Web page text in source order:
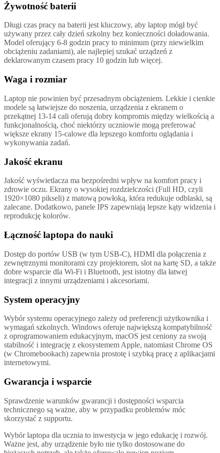
Żywotność baterii
Długi czas pracy na baterii jest kluczowy, aby laptop mógł być
używany przez cały dzień szkolny bez konieczności doładowania.
Model oferujący 6-8 godzin pracy to minimum (przy niewielkim
obciążeniu zadaniami), ale najlepiej szukać urządzeń z
deklarowanym czasem pracy 10 godzin lub więcej.
Waga i rozmiar
Laptop nie powinien być przesadnym obciążeniem. Lekkie i cienkie
modele są łatwiejsze do noszenia, urządzenia z ekranem o
przekątnej 13-14 cali oferują dobry kompromis między wielkością a
funkcjonalnością, choć niektórzy uczniowie mogą preferować
większe ekrany 15-calowe dla lepszego komfortu oglądania i
wykonywania zadań.
Jakość ekranu
Jakość wyświetlacza ma bezpośredni wpływ na komfort pracy i
zdrowie oczu. Ekrany o wysokiej rozdzielczości (Full HD, czyli
1920×1080 pikseli) z matową powłoką, która redukuje odblaski, są
zalecane. Dodatkowo, panele IPS zapewniają lepsze kąty widzenia i
reprodukcję kolorów.
Łączność laptopa do nauki
Dostęp do portów USB (w tym USB-C), HDMI dla połączenia z
zewnętrznymi monitorami czy projektorem, slot na kartę SD, a także
dobre wsparcie dla Wi-Fi i Bluetooth, jest istotny dla łatwej
integracji z innymi urządzeniami i akcesoriami.
System operacyjny
Wybór systemu operacyjnego zależy od preferencji użytkownika i
wymagań szkolnych. Windows oferuje największą kompatybilność
z oprogramowaniem edukacyjnym, macOS jest ceniony za swoją
stabilność i integrację z ekosystemem Apple, natomiast Chrome OS
(w Chromebookach) zapewnia prostotę i szybką pracę z aplikacjami
internetowymi.
Gwarancja i wsparcie
Sprawdzenie warunków gwarancji i dostępności wsparcia
technicznego są ważne, aby w przypadku problemów móc
skorzystać z supportu.
Wybór laptopa dla ucznia to inwestycja w jego edukację i rozwój.
Ważne jest, aby urządzenie było nie tylko dostosowane do